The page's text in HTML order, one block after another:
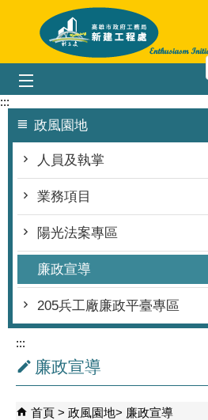
跳到主要內容區塊
:::
政風園地
人員及執掌
業務項目
陽光法案專區
廉政宣導
205兵工廠廉政平臺專區
:::
廉政宣導
首頁 政風園地 廉政宣導